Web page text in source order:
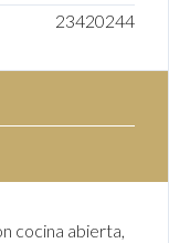
23420244
cocina abierta,